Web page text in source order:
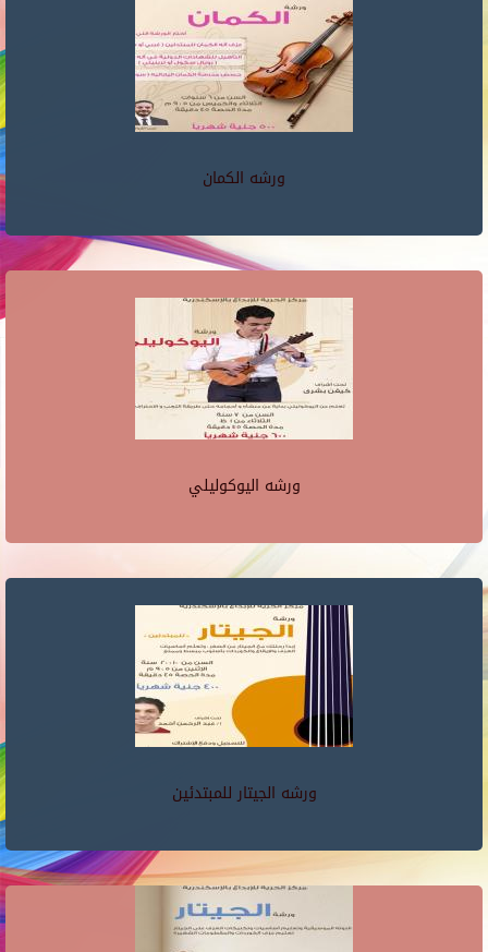
ورشه الكمان
ورشه اليوكوليلي
ورشه الجيتار للمبتدئين